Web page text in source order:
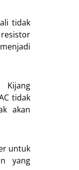
tidak
tidak
akan
untuk
yang